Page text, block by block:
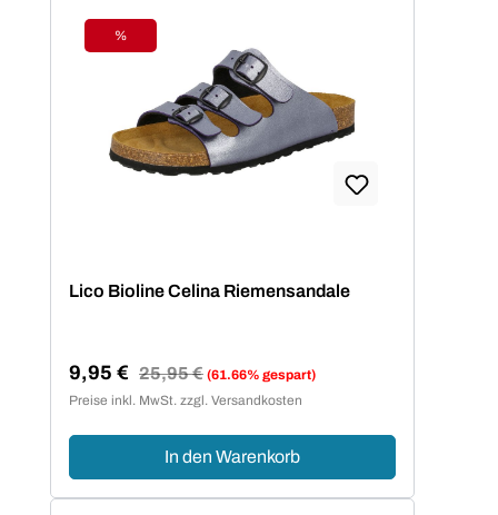
Rabatt
%
Lico Bioline Celina Riemensandale
Verkaufspreis:
9,95 € Regulärer Preis:
25,95 € (61.66% gespart)
Preise inkl. MwSt. zzgl. Versandkosten
In den Warenkorb